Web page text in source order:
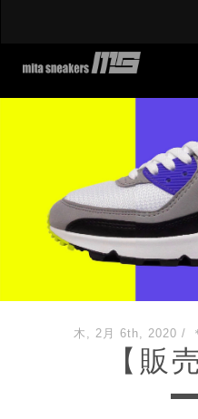
木, 2月 6th, 2020 /
【販